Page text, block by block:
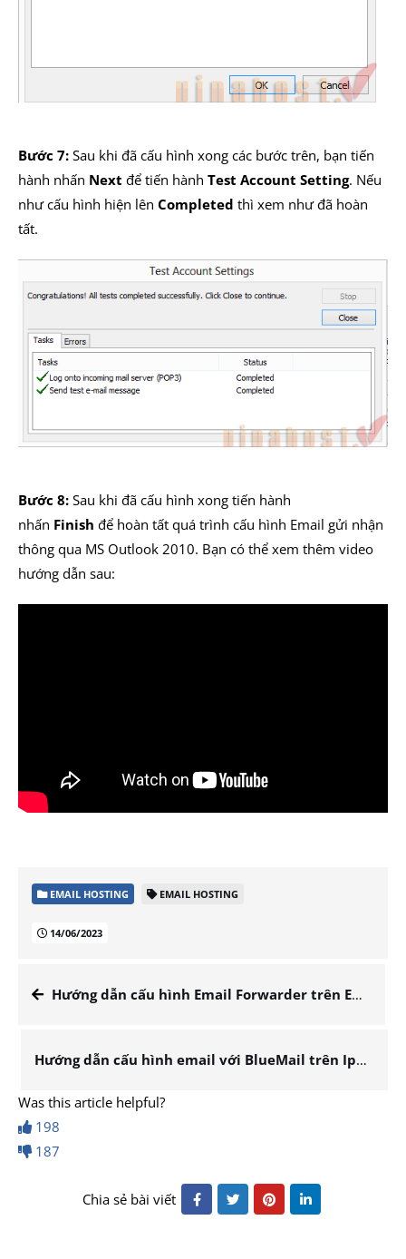
Bước 7: Sau khi đã cấu hình xong các bước trên, bạn tiến
hành nhấn Next để tiến hành Test Account Setting. Nếu
như cấu hình hiện lên Completed thì xem như đã hoàn
tất.
Bước 8: Sau khi đã cấu hình xong tiến hành
nhấn Finish để hoàn tất quá trình cấu hình Email gửi nhận
thông qua MS Outlook 2010. Bạn có thể xem thêm video
hướng dẫn sau:
EMAIL HOSTING EMAIL HOSTING
14/06/2023
Hướng dẫn cấu hình Email Forwarder trên Email Hosting
Hướng dẫn cấu hình email với BlueMail trên Iphone và Android
Was this article helpful?
198
187
Chia sẻ bài viết